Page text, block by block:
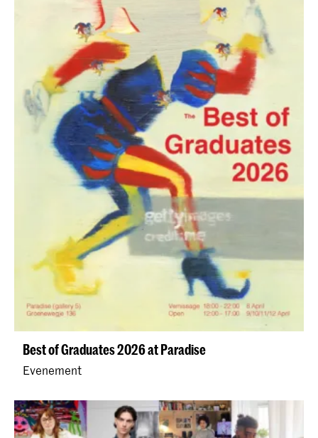
Best of Graduates 2026 at Paradise
Evenement